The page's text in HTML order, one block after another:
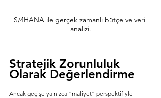
S/4HANA ile gerçek zamanlı bütçe ve veri
analizi.
Stratejik Zorunluluk
Olarak Değerlendirme
Ancak geçişe yalnızca “maliyet” perspektifiyle